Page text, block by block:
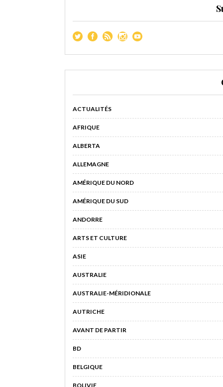
ACTUALITÉS
AFRIQUE
ALBERTA
ALLEMAGNE
AMÉRIQUE DU NORD
AMÉRIQUE DU SUD
ANDORRE
ARTS ET CULTURE
ASIE
AUSTRALIE
AUSTRALIE-MÉRIDIONALE
AUTRICHE
AVANT DE PARTIR
BD
BELGIQUE
BOLIVIE